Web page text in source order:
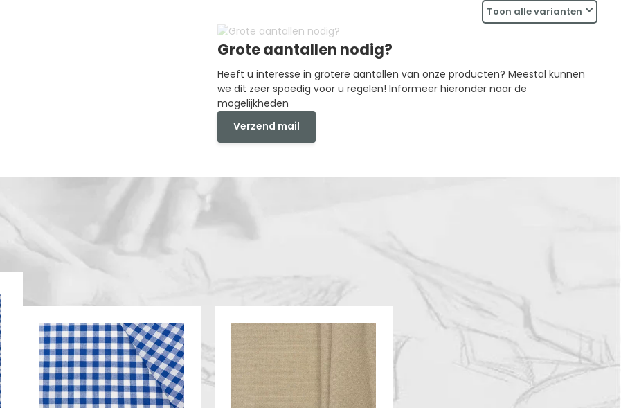
Toon alle varianten
Grote aantallen nodig?
Heeft u interesse in grotere aantallen van onze producten? Meestal kunnen
we dit zeer spoedig voor u regelen! Informeer hieronder naar de
mogelijkheden
Verzend mail